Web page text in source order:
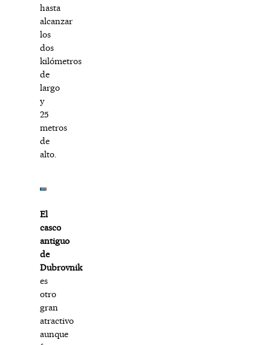
hasta
alcanzar
los
dos
kilómetros
de
largo
y
25
metros
de
alto.
El
casco
antiguo
de
Dubrovnik
es
otro
gran
atractivo
aunque